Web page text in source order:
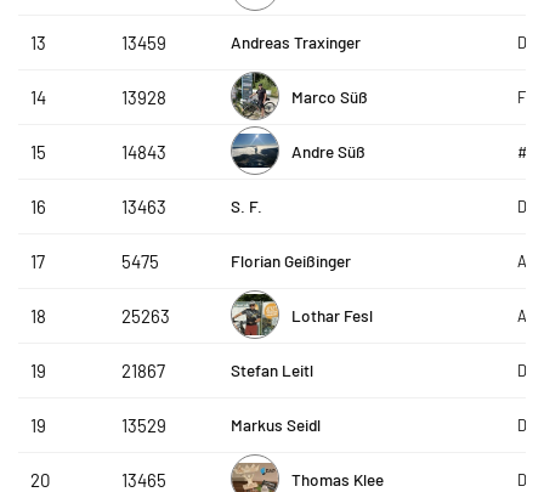
13 13459 Andreas Traxinger
14 13928 Marco Süß Fit
15 14843 Andre Süß
16 13463 S. F.
17 5475 Florian Geißinger
18 25263 Lothar Fesl
19 21867 Stefan Leitl
19 13529 Markus Seidl
20 13465 Thomas Klee